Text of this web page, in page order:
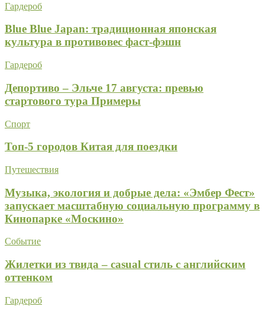
Гардероб
Blue Blue Japan: традиционная японская
культура в противовес фаст-фэшн
Гардероб
Депортиво – Эльче 17 августа: превью
стартового тура Примеры
Спорт
Топ-5 городов Китая для поездки
Путешествия
Музыка, экология и добрые дела: «Эмбер Фест»
запускает масштабную социальную программу в
Кинопарке «Москино»
Событие
Жилетки из твида – casual стиль с английским
оттенком
Гардероб